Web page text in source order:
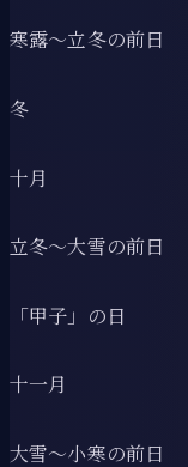
寒露〜立冬の前日
冬
十月
立冬〜大雪の前日
「甲子」の日
十一月
大雪〜小寒の前日